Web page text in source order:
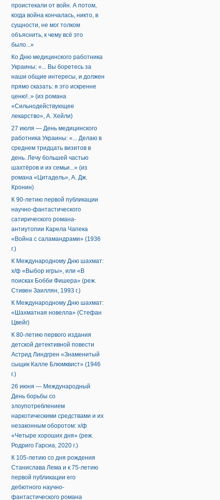
проистекали от войн. А потом,
когда война кончалась, никто, в
сущности, не мог толком
объяснить, к чему всё это
было...»
Ко Дню медицинского работника
Украины: «... Вы боретесь за
наши общие интересы, и должен
прямо сказать: я это искренне
ценю!..» (из романа
«Сильнодействующее
лекарство», А. Хейли)
27 июля — День медицинского
работника Украины: «... Делаю в
среднем тридцать визитов в
день. Лечу большей частью
шахтёров и их семьи...» (из
романа «Цитадель», А. Дж.
Кронин)
К 90-летию первой публикации
научно-фантастического
сатирического романа-
антиутопии Карела Чапека
«Война с саламандрами» (1936
г.)
К Международному Дню шахмат:
х/ф «Выбор игры», или «В
поисках Бобби Фишера» (реж.
Стивен Заиллян, 1993 г.)
К Международному Дню шахмат:
«Шахматная новелла» (Стефан
Цвейг)
К 80-летию первого издания
детской детективной повести
Астрид Линдгрен «Знаменитый
сыщик Калле Блюмквист» (1946
г.)
26 июня — Международный
День борьбы со
злоупотреблением
наркотическими средствами и их
незаконным оборотом: х/ф
«Четыре хороших дня» (реж.
Родриго Гарсиа, 2020 г.)
К 105-летию со дня рождения
Станислава Лема и к 75-летию
первой публикации его
дебютного научно-
фантастического романа